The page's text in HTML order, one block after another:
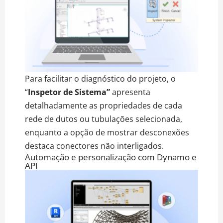
Para facilitar o diagnóstico do projeto, o
“Inspetor de Sistema”apresenta
detalhadamente as propriedades de cada
rede de dutos ou tubulações selecionada,
enquanto a opção de mostrar desconexões
destaca conectores não interligados.
Automação e personalização com Dynamo e
API